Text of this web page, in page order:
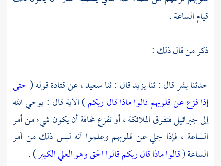
قيام الساعة .
ذكر من قال ذلك :
حدثنابشرقال : ثنايزيدقال : ثناسعيد ،عنقتادةقوله (حتى
إذا فزع عن قلوبهم قالوا ماذا قال ربكم) الآية قال : يوحي الله
إلىجبرائيلفتفرق الملائكة ، أو تفزع مخافة أن يكون شيء من أمر
الساعة ، فإذا جلي عن قلوبهم وعلموا أنه ليس ذلك من أمر
الساعة (قالوا ماذا قال ربكم قالوا الحق وهو العلي الكبير) .